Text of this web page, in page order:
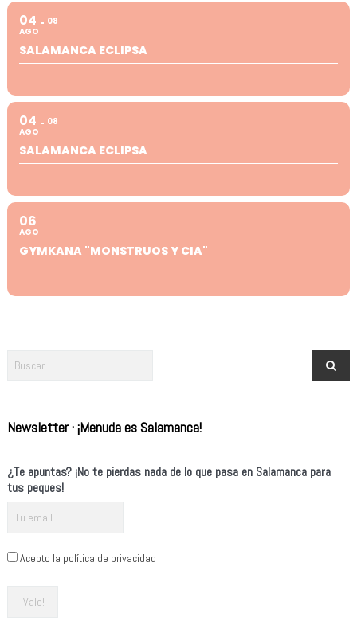
04
AGO
08
SALAMANCA ECLIPSA
04
AGO
08
SALAMANCA ECLIPSA
06
AGO
GYMKANA "MONSTRUOS Y CIA"
Newsletter · ¡Menuda es Salamanca!
¿Te apuntas? ¡No te pierdas nada de lo que pasa en Salamanca para
tus peques!
Acepto la política de privacidad